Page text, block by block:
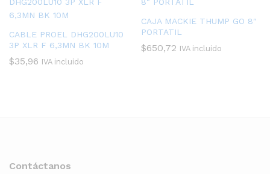
CABLE PROEL DHG200LU10
3P XLR F 6,3MN BK 10M
$35,96 IVA incluido
CAJA MACKIE THUMP GO 8″
PORTATIL
$650,72 IVA incluido
Contáctanos